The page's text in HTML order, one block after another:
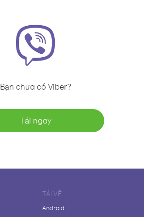
Bạn chưa có Viber?
Tải ngay
TẢI VỀ
Android